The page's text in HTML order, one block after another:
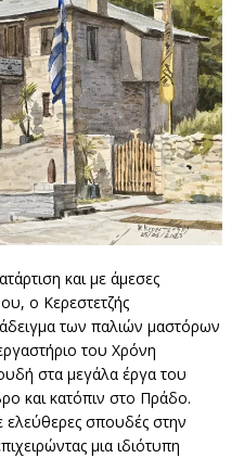
και με άμεσες
ο Κερεστετζής
των παλιών μαστόρων
του Χρόνη
στα μεγάλα έργα του
και κατόπιν στο Πράδο.
σπουδές στην
μια ιδιότυπη